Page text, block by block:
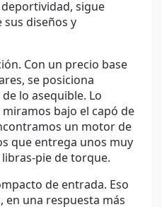
sigue
sus diseños y
Con un precio base
se posiciona
lo asequible. Lo
bajo el capó de
un motor de
que entrega unos muy
libras-pie de torque.
de entrada. Eso
en una respuesta más